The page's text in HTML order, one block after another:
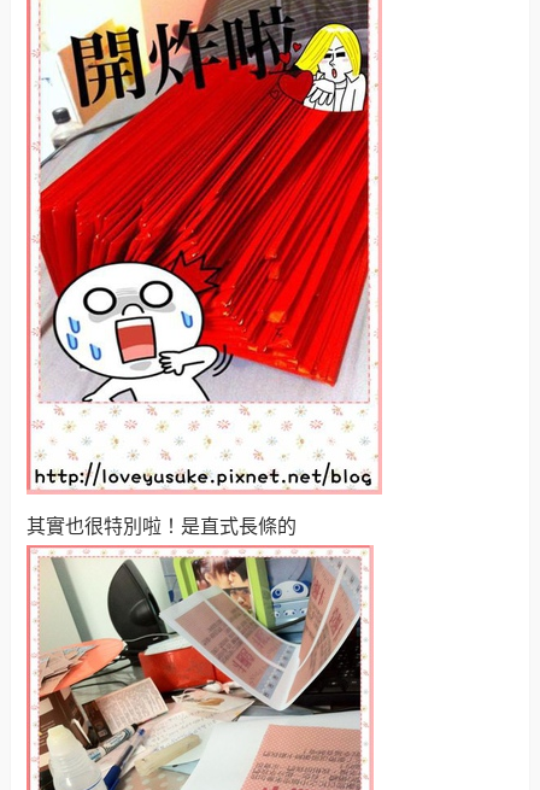
其實也很特別啦！是直式長條的